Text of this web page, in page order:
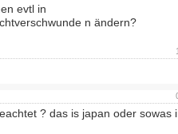
evtl in
n ändern?
? das is japan oder sowas